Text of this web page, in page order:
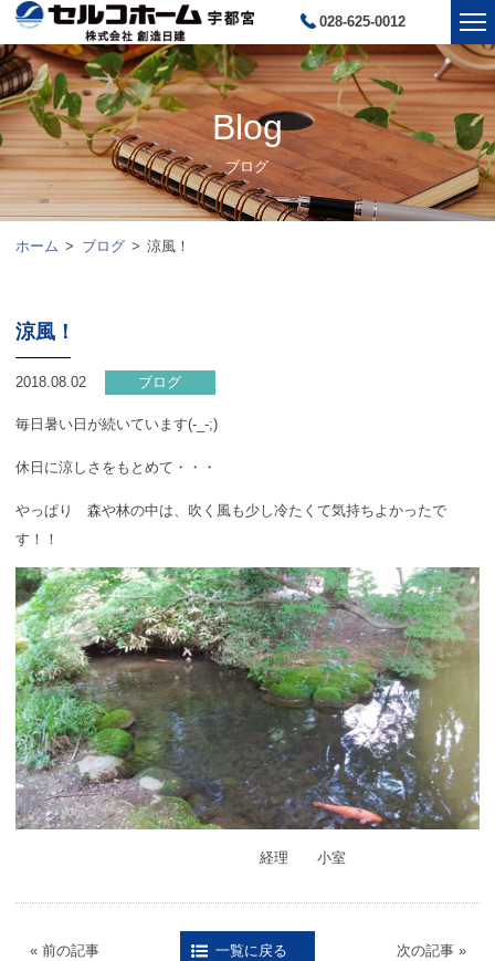
028-625-0012
Blog
ブログ
ホーム ブログ 涼風！
涼風！
2018.08.02 ブログ
毎日暑い日が続いています(-_-;)
休日に涼しさをもとめて・・・
やっぱり 森や林の中は、吹く風も少し冷たくて気持ちよかったで
す！！
経理 小室
« 前の記事 一覧に戻る 次の記事 »